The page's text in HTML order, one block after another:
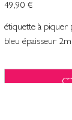
Precio
49,90 €
étiquette à
bleu épaisseur